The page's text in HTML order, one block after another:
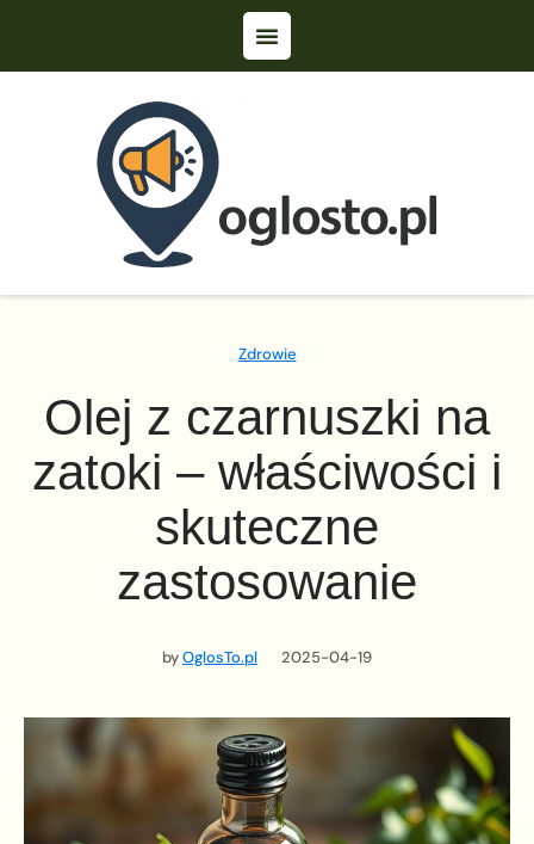
Zdrowie
Olej z czarnuszki na
zatoki – właściwości i
skuteczne
zastosowanie
byOglosTo.pl 2025-04-19